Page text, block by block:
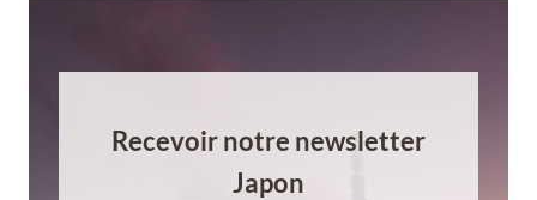
Recevoir notre newsletter
Japon